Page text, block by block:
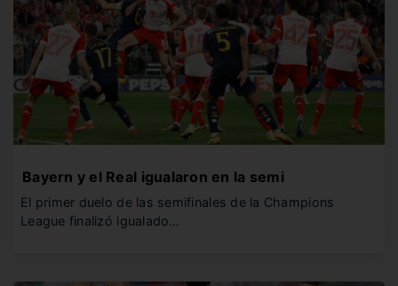
Bayern y el Real igualaron en la semi
El primer duelo de las semifinales de la Champions
League finalizó igualado…